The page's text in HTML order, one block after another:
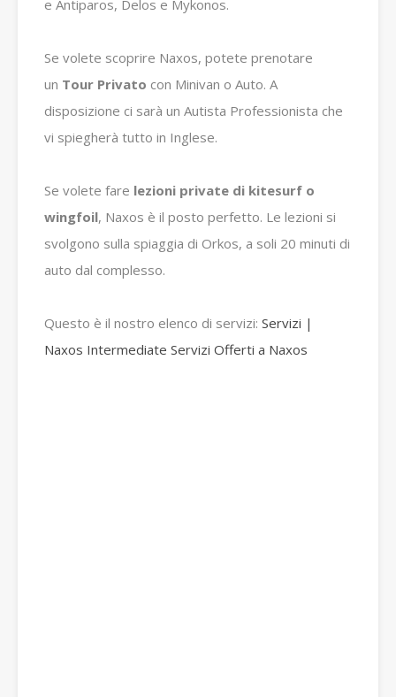
e Antiparos, Delos e Mykonos.
Se volete scoprire Naxos, potete prenotare
un Tour Privato con Minivan o Auto. A
disposizione ci sarà un Autista Professionista che
vi spiegherà tutto in Inglese.
Se volete fare lezioni private di kitesurf o
wingfoil, Naxos è il posto perfetto. Le lezioni si
svolgono sulla spiaggia di Orkos, a soli 20 minuti di
auto dal complesso.
Questo è il nostro elenco di servizi: Servizi |
Naxos Intermediate Servizi Offerti a Naxos